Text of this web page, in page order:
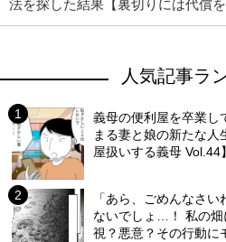
法を探した結果【裏切りには代償を
人気記事ラ
義母の便利屋を卒業し
まる妻と娘の新たな人
屋扱いする義母 Vol.44】
「あら、ごめんなさ
ないでしょ…！ 私の
視？悪意？その行動に